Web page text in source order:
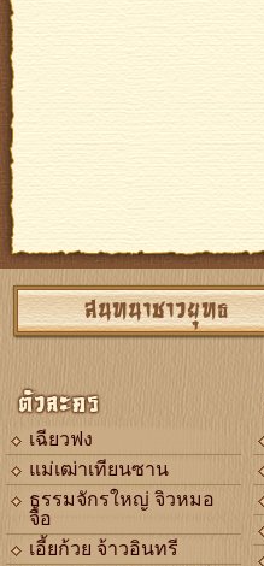
สนทนาชาวยุทธ
ตัวละคร
เฉียวฟง
แม่เฒ่าเทียนซาน
ธรรมจักรใหญ่ จิวหมอ
จื้อ
เอี้ยก้วย จ้าวอินทรี